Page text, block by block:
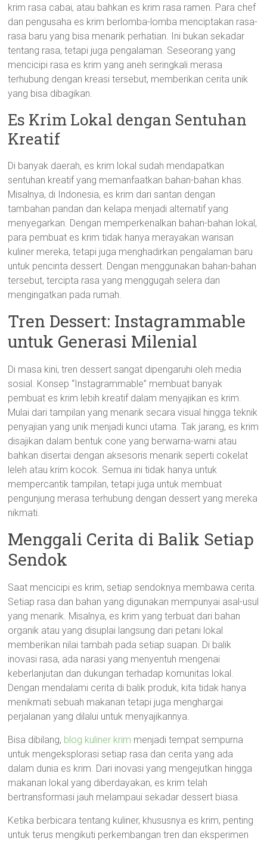
krim rasa cabai, atau bahkan es krim rasa ramen. Para chef
dan pengusaha es krim berlomba-lomba menciptakan rasa-
rasa baru yang bisa menarik perhatian. Ini bukan sekadar
tentang rasa, tetapi juga pengalaman. Seseorang yang
mencicipi rasa es krim yang aneh seringkali merasa
terhubung dengan kreasi tersebut, memberikan cerita unik
yang bisa dibagikan.
Es Krim Lokal dengan Sentuhan
Kreatif
Di banyak daerah, es krim lokal sudah mendapatkan
sentuhan kreatif yang memanfaatkan bahan-bahan khas.
Misalnya, di Indonesia, es krim dari santan dengan
tambahan pandan dan kelapa menjadi alternatif yang
menyegarkan. Dengan memperkenalkan bahan-bahan lokal,
para pembuat es krim tidak hanya merayakan warisan
kuliner mereka, tetapi juga menghadirkan pengalaman baru
untuk pencinta dessert. Dengan menggunakan bahan-bahan
tersebut, tercipta rasa yang menggugah selera dan
mengingatkan pada rumah.
Tren Dessert: Instagrammable
untuk Generasi Milenial
Di masa kini, tren dessert sangat dipengaruhi oleh media
sosial. Konsep “Instagrammable” membuat banyak
pembuat es krim lebih kreatif dalam menyajikan es krim.
Mulai dari tampilan yang menarik secara visual hingga teknik
penyajian yang unik menjadi kunci utama. Tak jarang, es krim
disajikan dalam bentuk cone yang berwarna-warni atau
bahkan disertai dengan aksesoris menarik seperti cokelat
leleh atau krim kocok. Semua ini tidak hanya untuk
mempercantik tampilan, tetapi juga untuk membuat
pengunjung merasa terhubung dengan dessert yang mereka
nikmati.
Menggali Cerita di Balik Setiap
Sendok
Saat mencicipi es krim, setiap sendoknya membawa cerita.
Setiap rasa dan bahan yang digunakan mempunyai asal-usul
yang menarik. Misalnya, es krim yang terbuat dari bahan
organik atau yang disuplai langsung dari petani lokal
memberikan nilai tambah pada setiap suapan. Di balik
inovasi rasa, ada narasi yang menyentuh mengenai
keberlanjutan dan dukungan terhadap komunitas lokal.
Dengan mendalami cerita di balik produk, kita tidak hanya
menikmati sebuah makanan tetapi juga menghargai
perjalanan yang dilalui untuk menyajikannya.
Bisa dibilang, blog kuliner krim menjadi tempat sempurna
untuk mengeksplorasi setiap rasa dan cerita yang ada
dalam dunia es krim. Dari inovasi yang mengejutkan hingga
makanan lokal yang diberdayakan, es krim telah
bertransformasi jauh melampaui sekadar dessert biasa.
Ketika berbicara tentang kuliner, khususnya es krim, penting
untuk terus mengikuti perkembangan tren dan eksperimen